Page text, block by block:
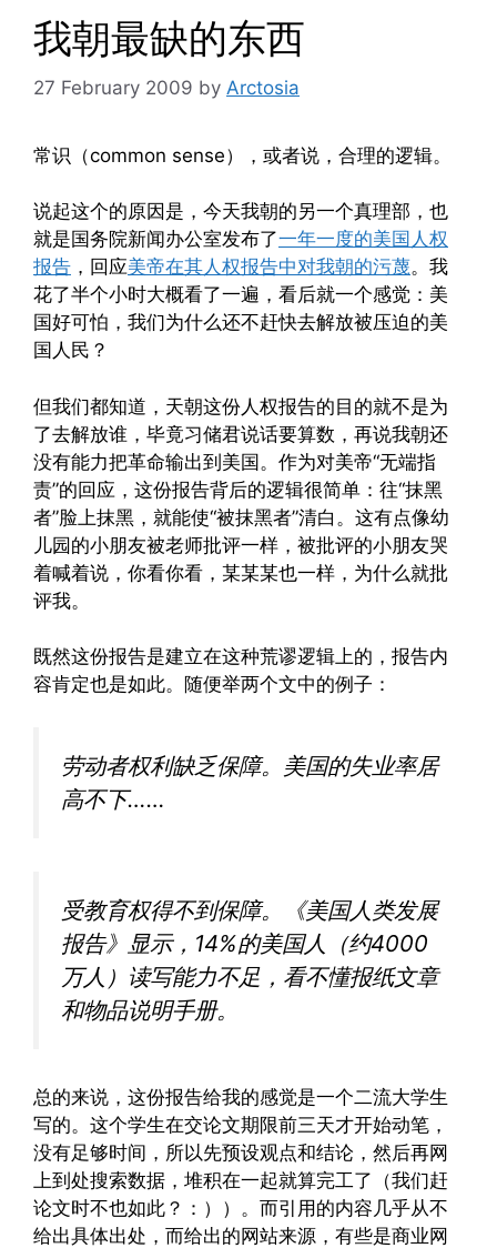
我朝最缺的东西
27 February 2009 by Arctosia
常识（common sense），或者说，合理的逻辑。
说起这个的原因是，今天我朝的另一个真理部，也
就是国务院新闻办公室发布了一年一度的美国人权
报告 ，回应美帝在其人权报告中对我朝的污蔑。我
花了半个小时大概看了一遍，看后就一个感觉：美
国好可怕，我们为什么还不赶快去解放被压迫的美
国人民？
但我们都知道，天朝这份人权报告的目的就不是为
了去解放谁，毕竟习储君说话要算数，再说我朝还
没有能力把革命输出到美国。作为对美帝“无端指
责”的回应，这份报告背后的逻辑很简单：往“抹黑
者”脸上抹黑，就能使“被抹黑者”清白。这有点像幼
儿园的小朋友被老师批评一样，被批评的小朋友哭
着喊着说，你看你看，某某某也一样，为什么就批
评我。
既然这份报告是建立在这种荒谬逻辑上的，报告内
容肯定也是如此。随便举两个文中的例子：
劳动者权利缺乏保障。美国的失业率居
高不下……
受教育权得不到保障。《美国人类发展
报告》显示，14%的美国人（约4000
万人）读写能力不足，看不懂报纸文章
和物品说明手册。
总的来说，这份报告给我的感觉是一个二流大学生
写的。这个学生在交论文期限前三天才开始动笔，
没有足够时间，所以先预设观点和结论，然后再网
上到处搜索数据，堆积在一起就算完工了（我们赶
论文时不也如此？：））。而引用的内容几乎从不
给出具体出处，而给出的网站来源，有些是商业网